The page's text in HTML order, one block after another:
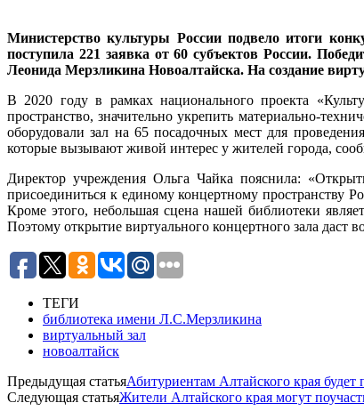
Министерство культуры России подвело итоги
поступила 221 заявка от 60 субъектов России.
Леонида Мерзликина Новоалтайска. На создание
В 2020 году в рамках национального проекта
пространство, значительно укрепить материально-
оборудовали зал на 65 посадочных мест для
которые вызывают живой интерес у жителей города,
Директор учреждения Ольга Чайка пояснила:
присоединиться к единому концертному пространству
Кроме этого, небольшая сцена нашей библиотеки
Поэтому открытие виртуального концертного зала даст
ТЕГИ
библиотека имени Л.С.Мерзликина
виртуальный зал
новоалтайск
Предыдущая статьяАбитуриентам Алтайского края
Следующая статьяЖители Алтайского края могут